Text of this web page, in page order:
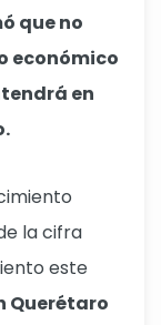
que no
económico
en
la cifra
este
Querétaro